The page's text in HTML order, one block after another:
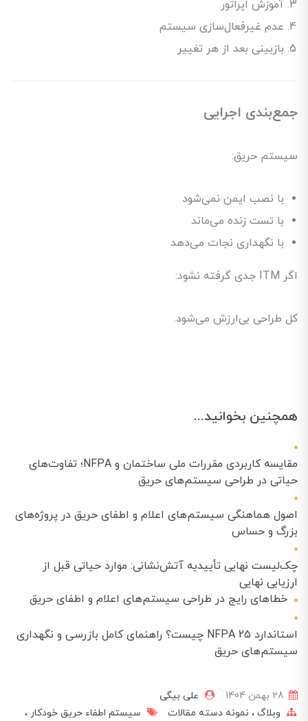
آموزش اپراتور
عدم غیرفعال‌سازی سیستم
بازبینی بعد از هر تغییر
جمع‌بندی اجرایی
سیستم حریق:
با نصب ایمن نمی‌شود
با تست زنده می‌ماند
با نگهداری نجات می‌دهد
اگر ITM جدی گرفته نشود:
کل طراحی بی‌ارزش می‌شود.
همچنین بخوانید...
مقایسه کاربردی مقررات ملی ساختمان و NFPA؛ تفاوت‌های
حیاتی در طراحی سیستم‌های حریق
اصول هماهنگی سیستم‌های اعلام و اطفای حریق در پروژه‌های
بزرگ و حساس
چک‌لیست نهایی تأییدیه آتش‌نشانی: موارد حیاتی قبل از
ارزیابی نهایی
خطاهای رایج در طراحی سیستم‌های اعلام و اطفای حریق
استاندارد NFPA 25 چیست؟ راهنمای کامل بازرسی و نگهداری
سیستم‌های حریق
علی بیگی
وبلاگ
نمونه دسته مقالات
سیستم اطفاء حریق خودکار